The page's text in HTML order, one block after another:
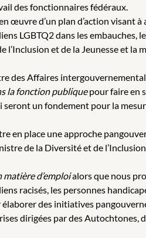
des fonctionnaires fédéraux.
œuvre d’un plan d’action visant
LGBTQ2 dans les
et de la Jeunesse et la
des Affaires
la fonction publiquepour faire en
un fondement pour la
en place une approche
de la Diversité et de
matière d’emploialors que nous
racisés, les personnes
des initiatives
dirigées par des Autochtones,